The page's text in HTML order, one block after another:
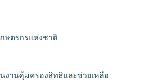
ษตรกรแห่งชาติ
งานคุ้มครองสิทธิและช่วยเหลือ